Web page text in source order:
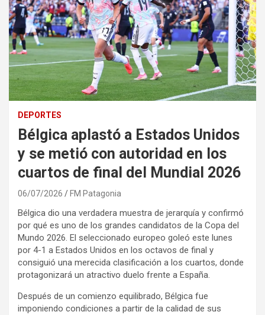
DEPORTES
Bélgica aplastó a Estados Unidos
y se metió con autoridad en los
cuartos de final del Mundial 2026
06/07/2026 FM Patagonia
Bélgica dio una verdadera muestra de jerarquía y confirmó
por qué es uno de los grandes candidatos de la Copa del
Mundo 2026. El seleccionado europeo goleó este lunes
por 4-1 a Estados Unidos en los octavos de final y
consiguió una merecida clasificación a los cuartos, donde
protagonizará un atractivo duelo frente a España.
Después de un comienzo equilibrado, Bélgica fue
imponiendo condiciones a partir de la calidad de sus